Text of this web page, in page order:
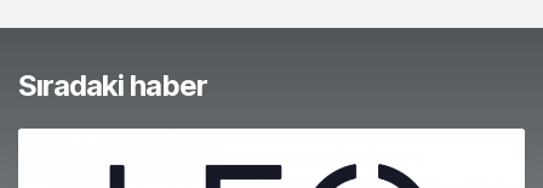
Sıradaki haber